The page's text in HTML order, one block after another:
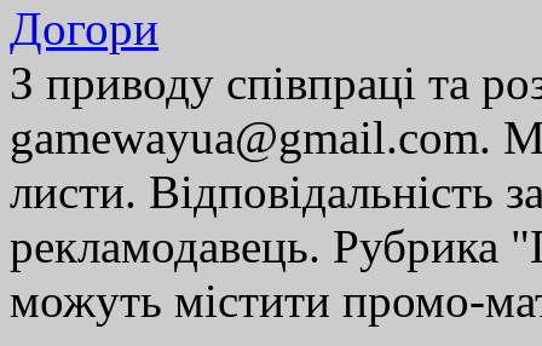
Догори
З приводу співпраці та
gamewayua@gmail.com.
листи. Відповідальність
рекламодавець. Рубрика
можуть містити промо-